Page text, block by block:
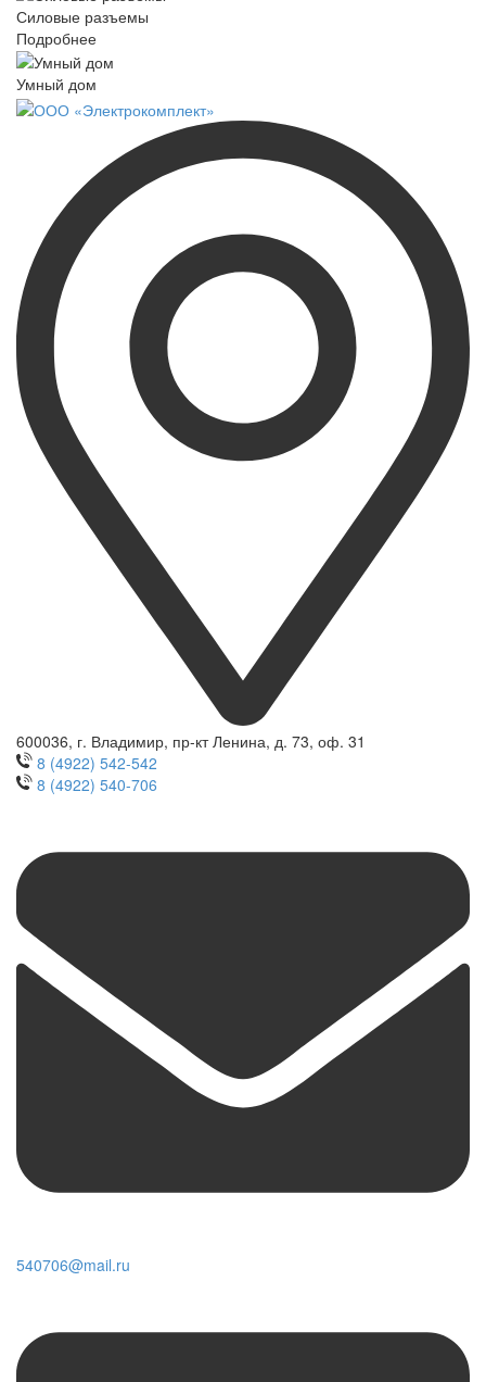
Силовые разъемы
Подробнее
Умный дом
600036, г. Владимир, пр-кт Ленина, д. 73, оф. 31
8 (4922) 542-542
8 (4922) 540-706
540706@mail.ru